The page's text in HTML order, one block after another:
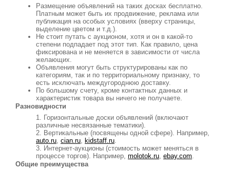
Размещение объявлений на таких досках бесплатно.
Платным может быть их продвижение, реклама или
публикация на особых условиях (вверху страницы,
выделение цветом и т.д.).
Не стоит путать с аукционом, хотя и он в какой-то
степени подпадает под этот тип. Как правило, цена
фиксирована и не меняется в зависимости от числа
желающих.
Объявления могут быть структурированы как по
категориям, так и по территориальному признаку, то
есть исключать междугороднюю доставку.
По большому счету, кроме контактных данных и
характеристик товара вы ничего не получаете.
Разновидности
Горизонтальные доски объявлений (включают
различные несвязанные тематики).
Вертикальные (посвящены одной сфере). Например,
auto.ru, cian.ru, kidstaff.ru.
Интернет-аукционы (стоимость может меняться в
процессе торгов). Например, molotok.ru, ebay.com.
Общие преимущества